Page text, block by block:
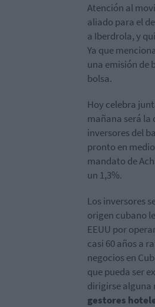
Atención al
aliado para el
a Iberdrola, y
Ya que
una emisión de
bolsa.
Hoy celebra
mañana será la
inversores del
pronto en
mandato de
un 1,3%.
Los inversores
origen cubano
EEUU por
casi 60 años a
negocios en
que pueda ser
dirigirse alguna
gestores